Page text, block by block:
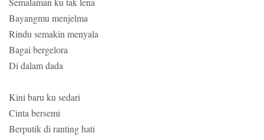
Bayangmu menjelma
Rindu semakin menyala
Bagai bergelora
Di dalam dada
Kini baru ku sedari
Cinta bersemi
Berputik di ranting hati